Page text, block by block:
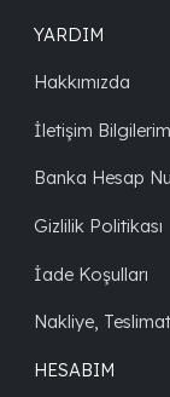
YARDIM
Hakkımızda
İletişim
Banka Hesap
Gizlilik Politikası
İade Koşulları
Nakliye,
HESABIM